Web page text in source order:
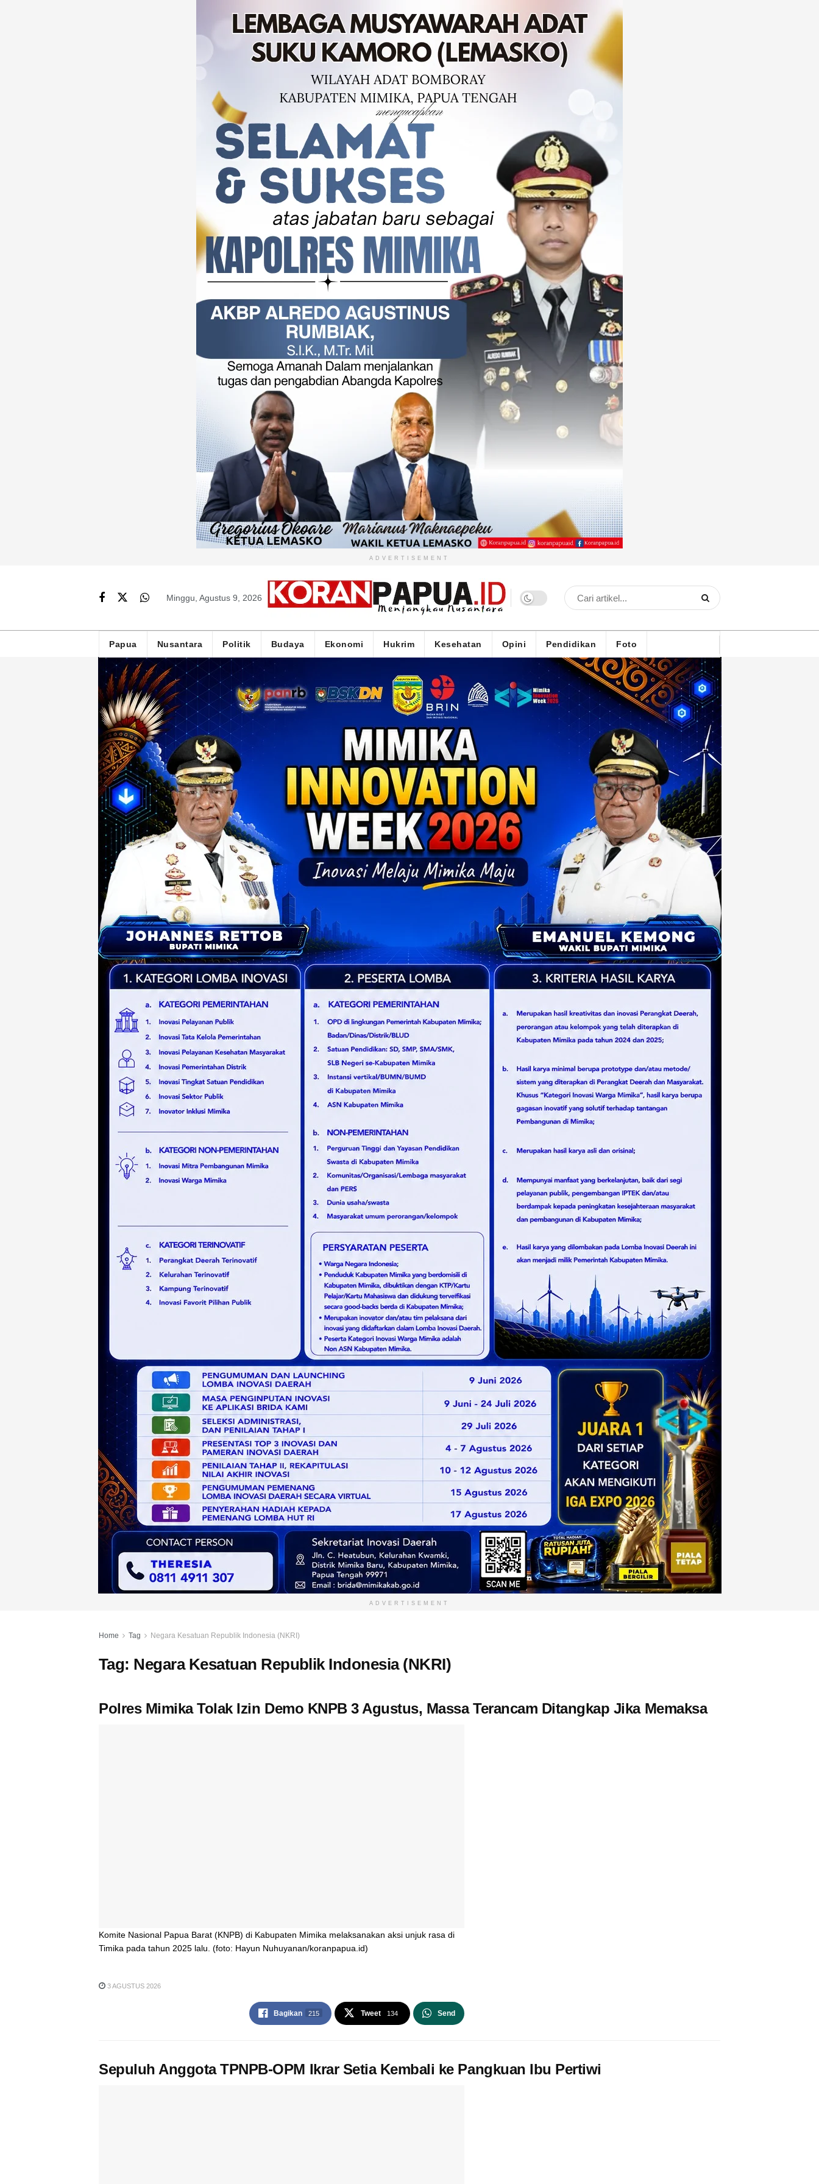
ADVERTISEMENT
Minggu, Agustus 9, 2026
Papua Nusantara Politik Budaya Ekonomi Hukrim Kesehatan Opini Pendidikan Foto
ADVERTISEMENT
Home Tag Negara Kesatuan Republik Indonesia (NKRI)
Tag: Negara Kesatuan Republik Indonesia (NKRI)
Polres Mimika Tolak Izin Demo KNPB 3 Agustus, Massa Terancam Ditangkap Jika Memaksa
Komite Nasional Papua Barat (KNPB) di Kabupaten Mimika melaksanakan aksi unjuk rasa di
Timika pada tahun 2025 lalu. (foto: Hayun Nuhuyanan/koranpapua.id)
3 AGUSTUS 2026
Bagikan 215 Tweet 134 Send
Sepuluh Anggota TPNPB-OPM Ikrar Setia Kembali ke Pangkuan Ibu Pertiwi